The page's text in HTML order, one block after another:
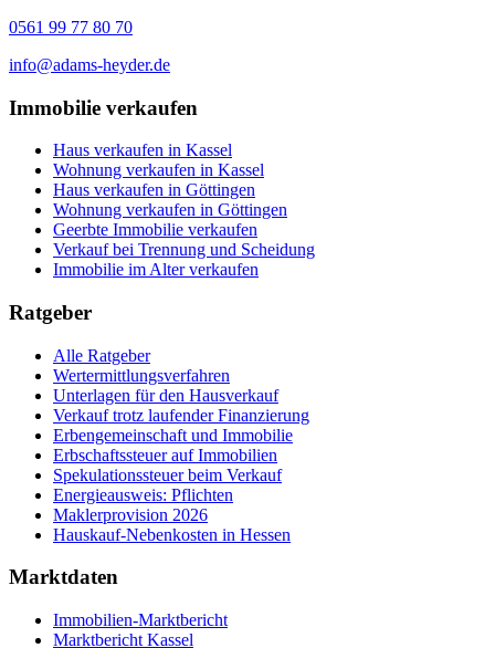
0561 99 77 80 70
info@adams-heyder.de
Immobilie verkaufen
Haus verkaufen in Kassel
Wohnung verkaufen in Kassel
Haus verkaufen in Göttingen
Wohnung verkaufen in Göttingen
Geerbte Immobilie verkaufen
Verkauf bei Trennung und Scheidung
Immobilie im Alter verkaufen
Ratgeber
Alle Ratgeber
Wertermittlungsverfahren
Unterlagen für den Hausverkauf
Verkauf trotz laufender Finanzierung
Erbengemeinschaft und Immobilie
Erbschaftssteuer auf Immobilien
Spekulationssteuer beim Verkauf
Energieausweis: Pflichten
Maklerprovision 2026
Hauskauf-Nebenkosten in Hessen
Marktdaten
Immobilien-Marktbericht
Marktbericht Kassel